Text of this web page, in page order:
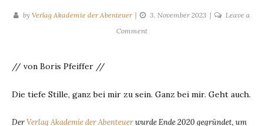
by Verlag Akademie der Abenteuer 3. November 2023
Leave a
Commenton
// von Boris Pfeiffer //
Die tiefe Stille, ganz bei mir zu sein. Ganz bei mir. Geht auch.
DerVerlag Akademie der Abenteuerwurde Ende 2020 gegründet, um